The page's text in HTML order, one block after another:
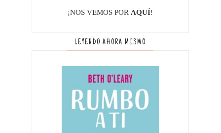
¡NOS VEMOS POR AQUÍ!
LEYENDO AHORA MISMO